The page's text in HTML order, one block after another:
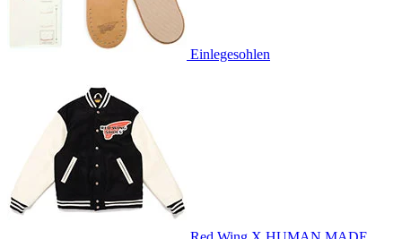
Einlegesohlen